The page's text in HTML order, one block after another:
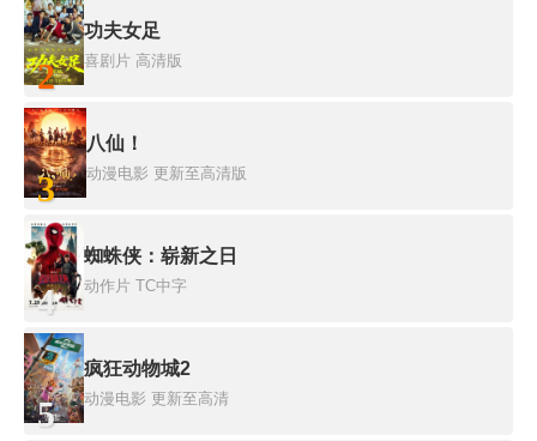
2
功夫女足
喜剧片 高清版
3
八仙！
动漫电影 更新至高清版
4
蜘蛛侠：崭新之日
动作片 TC中字
5
疯狂动物城2
动漫电影 更新至高清